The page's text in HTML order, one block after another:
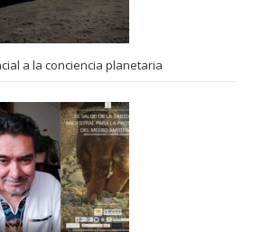
a la conciencia planetaria